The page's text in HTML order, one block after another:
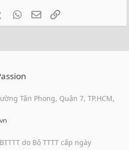
TumblrWhatsApp
Email
Tân Phong, Quận 7, TP.HCM,
do Bộ TTTT cấp ngày